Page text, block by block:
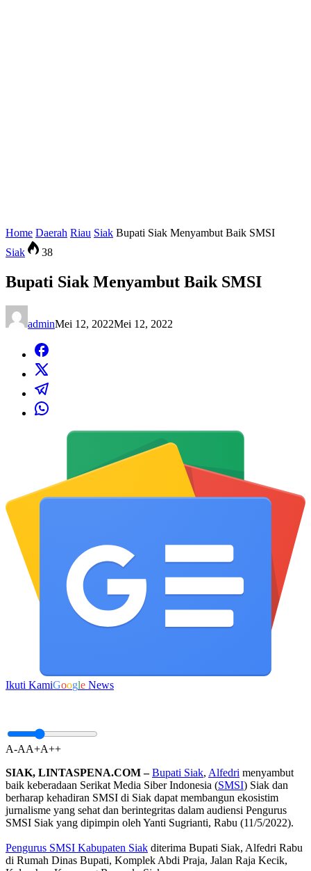
Home Daerah Riau Siak Bupati Siak Menyambut Baik SMSI
Siak
38
Bupati Siak Menyambut Baik SMSI
adminMei 12, 2022Mei 12, 2022
Ikuti KamiGoogle News
A-AA+A++
SIAK, LINTASPENA.COM – Bupati Siak, Alfedri menyambut
baik keberadaan Serikat Media Siber Indonesia (SMSI) Siak dan
berharap kehadiran SMSI di Siak dapat membangun ekosistim
jurnalisme yang sehat dan berintegritas dalam audiensi Pengurus
SMSI Siak yang dipimpin oleh Yanti Sugrianti, Rabu (11/5/2022).
Pengurus SMSI Kabupaten Siak diterima Bupati Siak, Alfedri Rabu
di Rumah Dinas Bupati, Komplek Abdi Praja, Jalan Raja Kecik,